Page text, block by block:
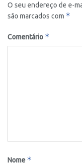
O seu endereço de e-
são marcados com *
Comentário *
Nome *